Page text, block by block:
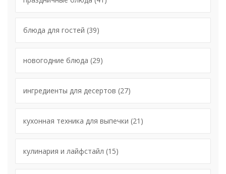
блюда для гостей (39)
новогодние блюда (29)
ингредиенты для десертов (27)
кухонная техника для выпечки (21)
кулинария и лайфстайл (15)